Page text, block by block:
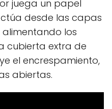
juega un papel
desde las capas
los
cubierta extra de
el encrespamiento,
abiertas.